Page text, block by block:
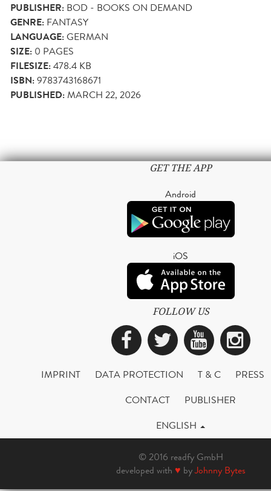
PUBLISHER: BOD - BOOKS ON DEMAND
GENRE: FANTASY
LANGUAGE:GERMAN
SIZE: 0 PAGES
FILESIZE:478.4 KB
ISBN:9783743168671
PUBLISHED:MARCH 22, 2026
GET THE APP
Android
iOS
FOLLOW US
Facebook
Twitter
IMPRINT DATA PROTECTION T & C
PRESS
CONTACT
PUBLISHER
ENGLISH
© 2016 readfy GmbH
developed with ♥ byJohnny Bytes